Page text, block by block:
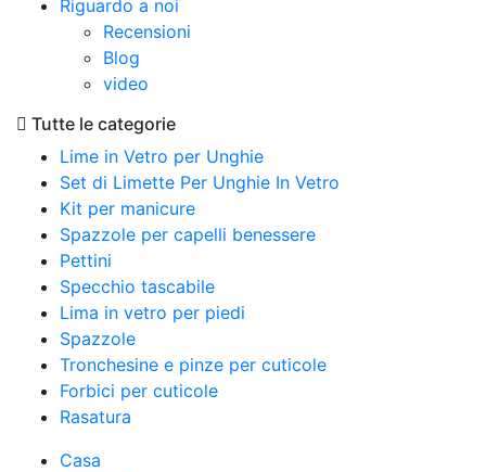
Riguardo a noi
Recensioni
Blog
video
Tutte le categorie
Lime in Vetro per Unghie
Set di Limette Per Unghie In Vetro
Kit per manicure
Spazzole per capelli benessere
Pettini
Specchio tascabile
Lima in vetro per piedi
Spazzole
Tronchesine e pinze per cuticole
Forbici per cuticole
Rasatura
Casa